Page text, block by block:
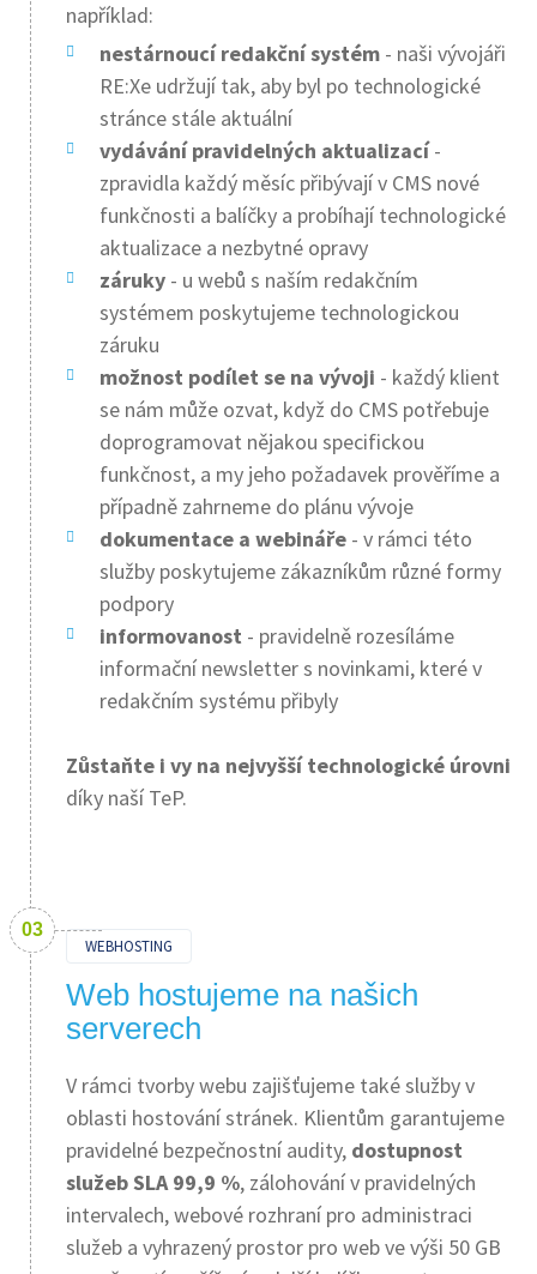
například:
nestárnoucí redakční systém - naši vývojáři
RE:Xe udržují tak, aby byl po technologické
stránce stále aktuální
vydávání pravidelných aktualizací-
zpravidla každý měsíc přibývají v CMS nové
funkčnosti a balíčky a probíhají technologické
aktualizace a nezbytné opravy
záruky - u webů s naším redakčním
systémem poskytujeme technologickou
záruku
možnost podílet se na vývoji - každý klient
se nám může ozvat, když do CMS potřebuje
doprogramovat nějakou specifickou
funkčnost, a my jeho požadavek prověříme a
případně zahrneme do plánu vývoje
dokumentace a webináře - v rámci této
služby poskytujeme zákazníkům různé formy
podpory
informovanost - pravidelně rozesíláme
informační newsletter s novinkami, které v
redakčním systému přibyly
Zůstaňte i vy na nejvyšší technologické úrovni
díky naší TeP.
WEBHOSTING
Web hostujeme na našich
serverech
V rámci tvorby webu zajišťujeme také služby v
oblasti hostování stránek. Klientům garantujeme
pravidelné bezpečnostní audity, dostupnost
služeb SLA 99,9 %, zálohování v pravidelných
intervalech, webové rozhraní pro administraci
služeb a vyhrazený prostor pro web ve výši 50 GB